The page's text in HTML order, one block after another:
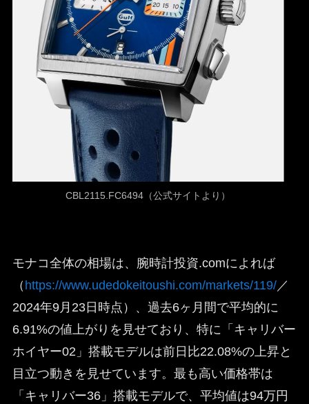
CBL2115.FC6494（公式サイトより）
モナコ全体の相場は、腕時計投資.comによれば
（ https://www.udedokeitoushi.com/markets/119/／
2024年9月23日時点）、過去6ヶ月間で平均的に
6.91%の値上がりを見せており、特に「キャリバー
ホイヤー02」搭載モデルは前日比22.08%の上昇と
目立つ動きを見せています。最も高い価格帯は
「キャリバー36」搭載モデルで、平均値は94万円